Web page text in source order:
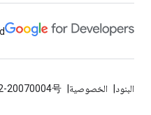
البنود الخصوصية 20070004号